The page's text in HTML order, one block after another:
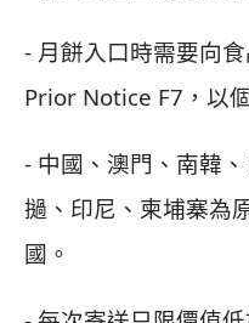
- 月餅入口時需要向
Prior Notice F7，以
- 中國、澳門、南韓
撾、印尼、柬埔寨為
國。